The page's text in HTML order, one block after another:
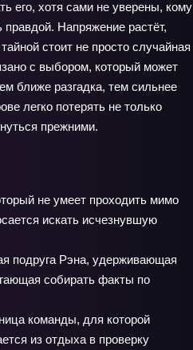
его, хотя сами не уверены, кому
правдой. Напряжение растёт,
стоит не просто случайная
с выбором, который может
ближе разгадка, тем сильнее
легко потерять не только
прежними.
не умеет проходить мимо
искать исчезнувшую
подруга Рэна, удерживающая
собирать факты по
команды, для которой
из отдыха в проверку